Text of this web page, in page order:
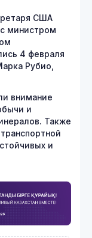
США
министром
4 февраля
Рубио,
внимание
и
Также
и